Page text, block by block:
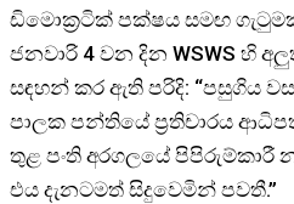
ඩිමොක්‍රටික් පක්ෂය සමඟ
ජනවාරි 4 වන දින WSWS හි
සඳහන් කර ඇති පරිදි: “පසුගිය
පාලක පන්තියේ ප්‍රතිචාරය
තුළ පංති අරගලයේ පිපිරුම්කාරී
එය දැනටමත් සිදුවෙමින් පවතී.”